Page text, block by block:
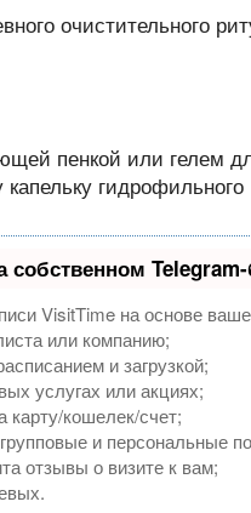
очистительного
пенкой или гелем
капельку
собственном
VisitTime на основе
или компанию;
и загрузкой;
услугах или акциях;
кошелек/счет;
и персональные
отзывы о визите к вам;